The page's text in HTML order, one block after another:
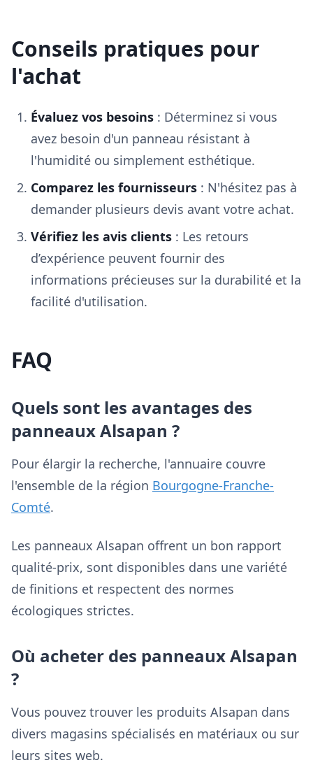
Conseils pratiques pour
l'achat
Évaluez vos besoins : Déterminez si vous
avez besoin d'un panneau résistant à
l'humidité ou simplement esthétique.
Comparez les fournisseurs : N'hésitez pas à
demander plusieurs devis avant votre achat.
Vérifiez les avis clients : Les retours
d’expérience peuvent fournir des
informations précieuses sur la durabilité et la
facilité d'utilisation.
FAQ
Quels sont les avantages des
panneaux Alsapan ?
Pour élargir la recherche, l'annuaire couvre
l'ensemble de la région Bourgogne-Franche-
Comté.
Les panneaux Alsapan offrent un bon rapport
qualité-prix, sont disponibles dans une variété
de finitions et respectent des normes
écologiques strictes.
Où acheter des panneaux Alsapan
?
Vous pouvez trouver les produits Alsapan dans
divers magasins spécialisés en matériaux ou sur
leurs sites web.